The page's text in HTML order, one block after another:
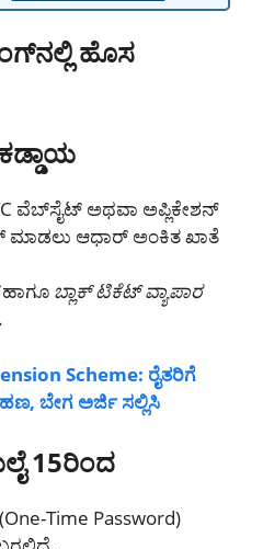
ಹೊಸ
ವೆಬ್‌ಸೈಟ್ ಅಥವಾ ಅಪ್ಲಿಕೇಶನ್
ಮಾಡಲು ಆಧಾರ್ ಅಂಕಿತ ಖಾತೆ
ಬ್ಲಾಕ್ ಟಿಕೆಟ್ ವ್ಯಾಪಾರ
Scheme: ರೈತರಿಗೆ
ಬೇಗ ಅರ್ಜಿ ಸಲ್ಲಿಸಿ
15ರಿಂದ
Time Password)